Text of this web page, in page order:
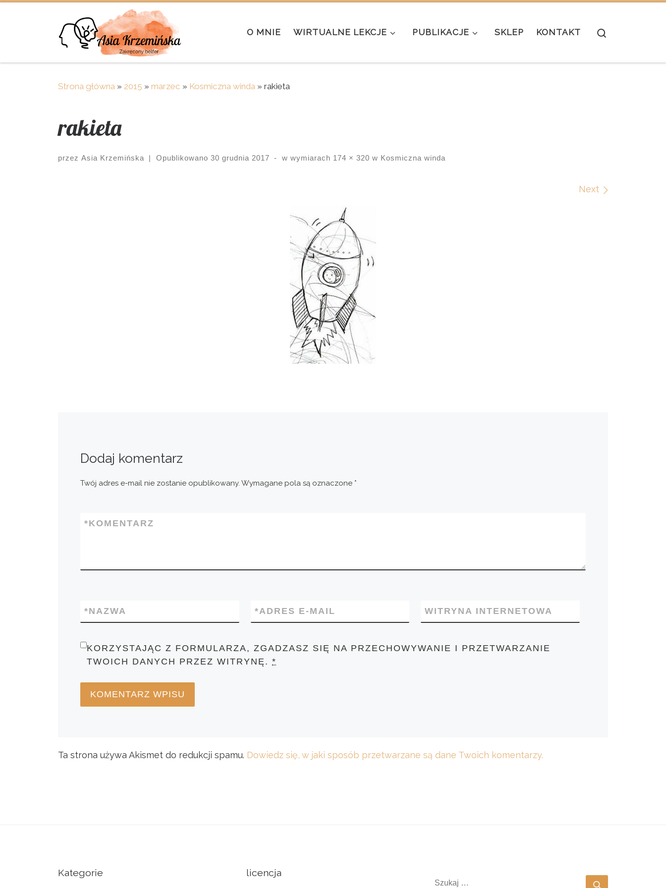
O MNIE WIRTUALNE LEKCJE PUBLIKACJE SKLEP KONTAKT
Strona główna » 2015 » marzec » Kosmiczna winda » rakieta
rakieta
przez Asia Krzemińska | Opublikowano 30 grudnia 2017 - w wymiarach 174 × 320 w Kosmiczna winda
Next
Dodaj komentarz
Twój adres e-mail nie zostanie opublikowany. Wymagane pola są oznaczone *
KOMENTARZ
*
NAZWA
* ADRES E-MAIL
* WITRYNA INTERNETOWA
KORZYSTAJĄC Z FORMULARZA, ZGADZASZ SIĘ NA PRZECHOWYWANIE I PRZETWARZANIE
TWOICH DANYCH PRZEZ WITRYNĘ.*
Ta strona używa Akismet do redukcji spamu. Dowiedz się, w jaki sposób przetwarzane są dane Twoich komentarzy.
Kategorie licencja
SZUKAJ